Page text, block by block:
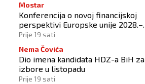
Mostar
Konferencija o novoj financijskoj
perspektivi Europske unije 2028.–
2034.
Prije 19 sati
Nema Čovića
Dio imena kandidata HDZ-a BiH za
izbore u listopadu
Prije 19 sati